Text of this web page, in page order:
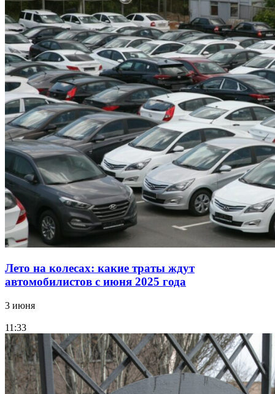
Лето на колесах: какие траты ждут
автомобилистов с июня 2025 года
3 июня
11:33